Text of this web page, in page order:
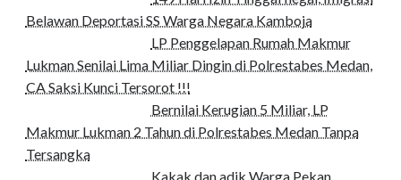
Belawan Deportasi SS Warga Negara Kamboja
LP Penggelapan Rumah Makmur
Lukman Senilai Lima Miliar Dingin di Polrestabes Medan,
CA Saksi Kunci Tersorot !!!
Bernilai Kerugian 5 Miliar, LP
Makmur Lukman 2 Tahun di Polrestabes Medan Tanpa
Tersangka
Kakak dan adik Warga Pekan